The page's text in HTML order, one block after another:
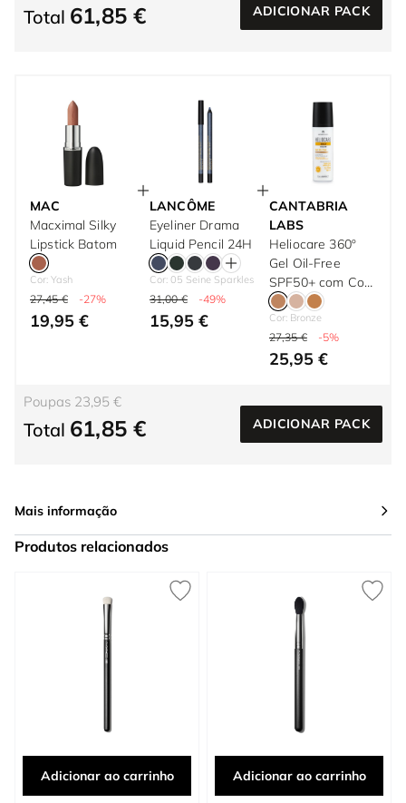
Total 61,85 € ADICIONAR PACK
MAC
Macximal Silky
Lipstick Batom
Cor: Yash
27,45 € -27%
19,95 €
LANCÔME
Eyeliner Drama
Liquid Pencil 24H
Cor: 05 Seine Sparkles
31,00 € -49%
15,95 €
CANTABRIA
LABS
Heliocare 360º
Gel Oil-Free
SPF50+ com Cor
50 ml
Cor: Bronze
27,35 € -5%
25,95 €
Poupas 23,95 €
Total 61,85 € ADICIONAR PACK
Mais informação
Produtos relacionados
Adicionar ao carrinho Adicionar ao carrinho